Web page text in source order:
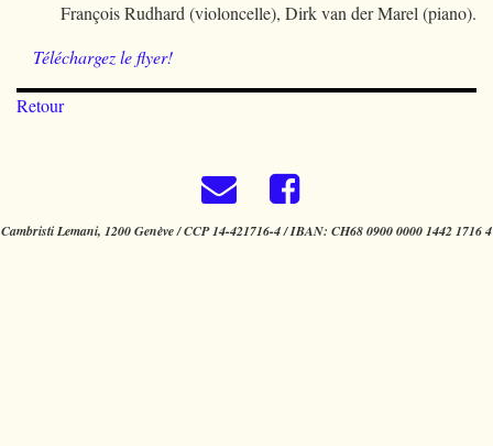
François Rudhard (violoncelle), Dirk van der Marel (piano).
Téléchargez le flyer!
Retour
Cambristi Lemani, 1200 Genève / CCP 14-421716-4 / IBAN: CH68 0900 0000 1442 1716 4